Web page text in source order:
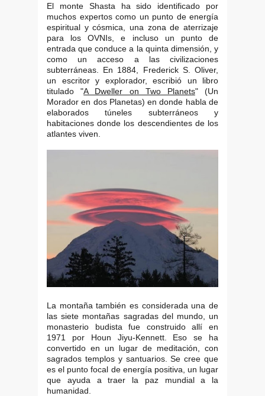
El monte Shasta ha sido identificado por
muchos expertos como un punto de energía
espiritual y cósmica, una zona de aterrizaje
para los OVNIs, e incluso un punto de
entrada que conduce a la quinta dimensión, y
como un acceso a las civilizaciones
subterráneas. En 1884, Frederick S. Oliver,
un escritor y explorador, escribió un libro
titulado "A Dweller on Two Planets" (Un
Morador en dos Planetas) en donde habla de
elaborados túneles subterráneos y
habitaciones donde los descendientes de los
atlantes viven.
La montaña también es considerada una de
las siete montañas sagradas del mundo, un
monasterio budista fue construido allí en
1971 por Houn Jiyu-Kennett. Eso se ha
convertido en un lugar de meditación, con
sagrados templos y santuarios. Se cree que
es el punto focal de energía positiva, un lugar
que ayuda a traer la paz mundial a la
humanidad.